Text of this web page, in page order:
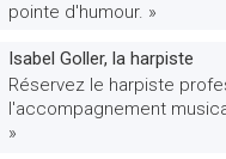
pointe d'humour. »
Isabel Goller, la harpiste
Réservez le harpiste
l'accompagnement
»